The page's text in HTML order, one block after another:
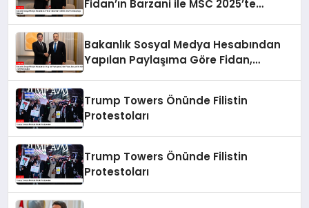
Fidan’ın Barzani ile MSC 2025’te
Bakanlık Sosyal Medya Hesabından
Yapılan Paylaşıma Göre Fidan,
Trump Towers Önünde Filistin
Protestoları
Trump Towers Önünde Filistin
Protestoları